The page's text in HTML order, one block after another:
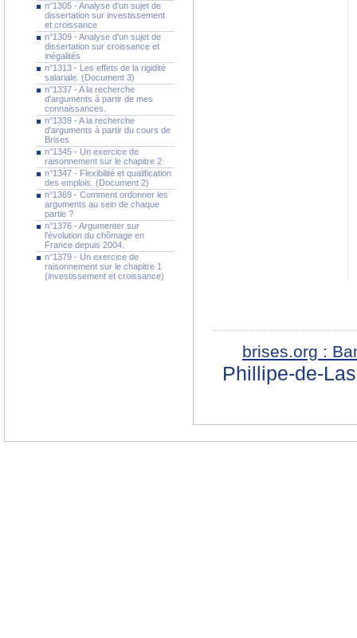
n°1305 - Analyse d'un sujet de
dissertation sur investissement
et croissance
n°1309 - Analyse d'un sujet de
dissertation sur croissance et
inégalités
n°1313 - Les effets de la rigidité
salariale. (Document 3)
n°1337 - A la recherche
d'arguments à partir de mes
connaissances.
n°1339 - A la recherche
d'arguments à partir du cours de
Brises
n°1345 - Un exercice de
raisonnement sur le chapitre 2
n°1347 - Flexibilité et qualification
des emplois. (Document 2)
n°1369 - Comment ordonner les
arguments au sein de chaque
partie ?
n°1376 - Argumenter sur
l'évolution du chômage en
France depuis 2004.
n°1379 - Un exercice de
raisonnement sur le chapitre 1
(investissement et croissance)
brises.org :
Phillipe-de-